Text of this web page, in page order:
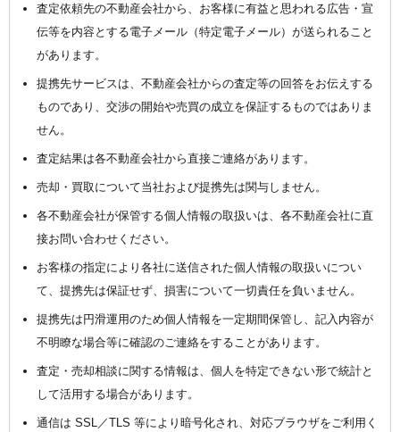
査定依頼先の不動産会社から、お客様に有益と思われる広告・宣
伝等を内容とする電子メール（特定電子メール）が送られること
があります。
提携先サービスは、不動産会社からの査定等の回答をお伝えする
ものであり、交渉の開始や売買の成立を保証するものではありま
せん。
査定結果は各不動産会社から直接ご連絡があります。
売却・買取について当社および提携先は関与しません。
各不動産会社が保管する個人情報の取扱いは、各不動産会社に直
接お問い合わせください。
お客様の指定により各社に送信された個人情報の取扱いについ
て、提携先は保証せず、損害について一切責任を負いません。
提携先は円滑運用のため個人情報を一定期間保管し、記入内容が
不明瞭な場合等に確認のご連絡をすることがあります。
査定・売却相談に関する情報は、個人を特定できない形で統計と
して活用する場合があります。
通信は SSL／TLS 等により暗号化され、対応ブラウザをご利用く